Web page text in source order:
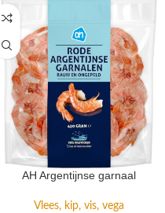
AH Argentijnse garnaal
Vlees, kip, vis, vega